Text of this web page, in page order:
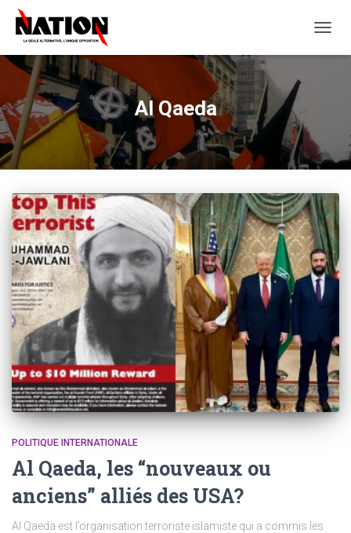
LA
Al Qaeda
POLITIQUE INTERNATIONALE
Al Qaeda, les “nouveaux ou
anciens” alliés des USA?
Al Qaeda est l’organisation terroriste islamiste qui a commis les